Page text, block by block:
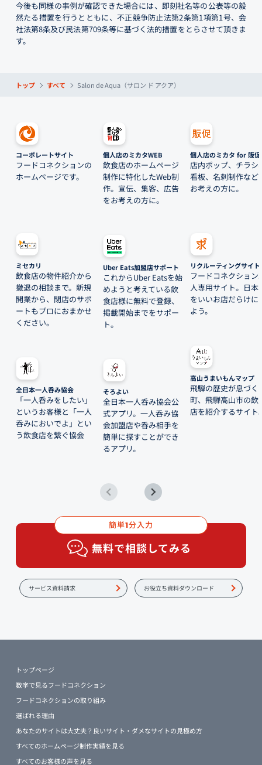
今後も同様の事例が確認できた場合には、即刻社名等の公表等の毅
然たる措置を行うとともに、不正競争防止法第2条第1項第1号、会
社法第8条及び民法第709条等に基づく法的措置をとらさせて頂きま
す。
トップ すべて Salon de Aqua（サロン ド アクア）
コーポレートサイト
フードコネクションの
ホームページです。
ミセカリ
飲食店の物件紹介から
撤退の相談まで。新規
開業から、閉店のサポ
ートもプロにおまかせ
ください。
全日本一人呑み協会
「一人呑みをしたい」
というお客様と「一人
呑みにおいでよ」とい
う飲食店を繋ぐ協会
個人店のミカタWEB
飲食店のホームページ
制作に特化したWeb制
作。宣伝、集客、広告
をお考えの方に。
Uber Eats加盟店サポート
これからUber Eatsを始
めようと考えている飲
食店様に無料で登録、
掲載開始までをサポー
ト。
そろよい
全日本一人呑み協会公
式アプリ。一人呑み協
会加盟店や呑み相手を
簡単に探すことができ
るアプリ。
個人店のミカタ for 販促
店内ポップ、チラシ
看板、名刺制作など
お考えの方に。
リクルーティングサイト
フードコネクション
人専用サイト。日本
をいいお店だらけに
よう。
高山うまいもんマップ
飛騨の歴史が息づく
町、飛騨高山市の飲
店を紹介するサイト
簡単1分入力
無料で相談してみる
サービス資料請求 お役立ち資料ダウンロード
トップページ
数字で見るフードコネクション
フードコネクションの取り組み
選ばれる理由
あなたのサイトは大丈夫？良いサイト・ダメなサイトの見極め方
すべてのホームページ制作実績を見る
すべてのお客様の声を見る